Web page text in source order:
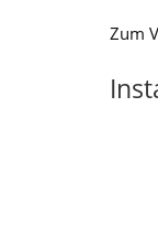
Zum